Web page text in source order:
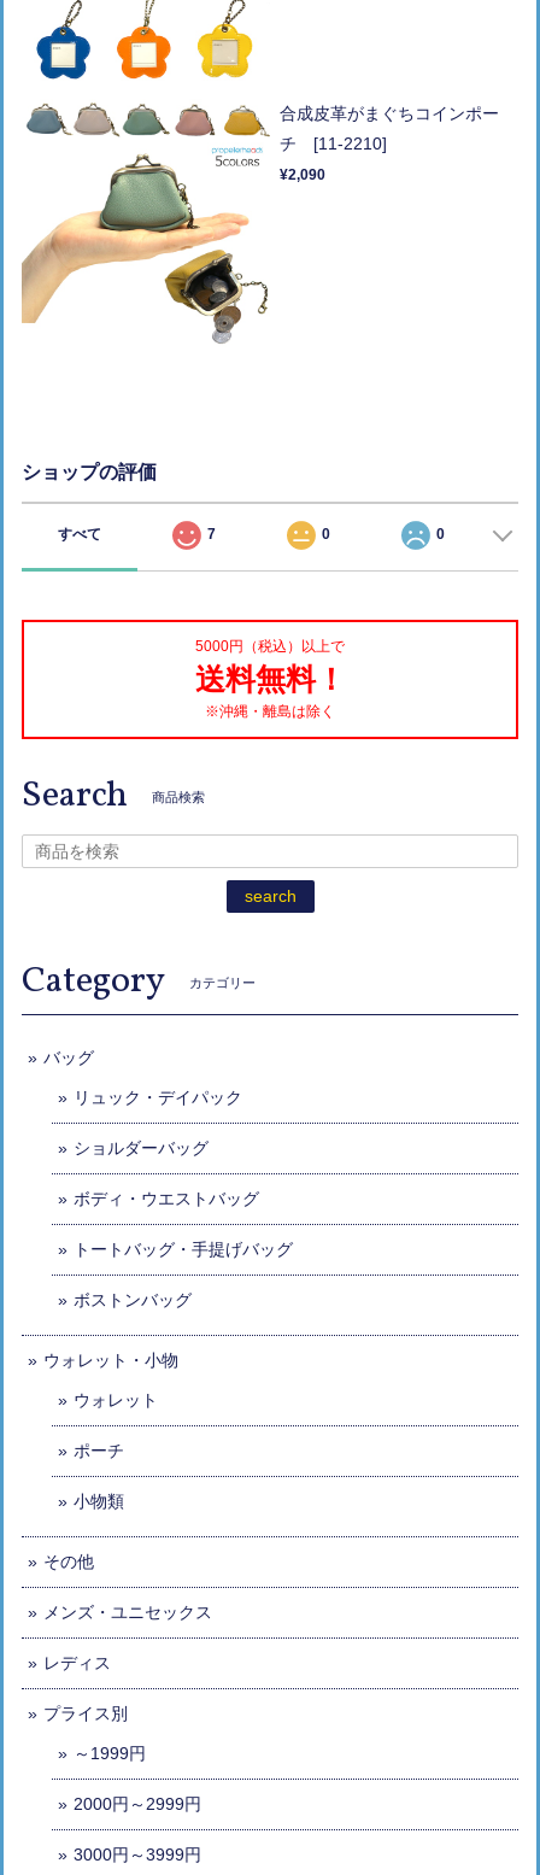
合成皮革がまぐちコインポー
チ [11-2210]
¥2,090
ショップの評価
すべて 7 0 0
5000円（税込）以上で
送料無料！
※沖縄・離島は除く
Search 商品検索
search
Category カテゴリー
バッグ
リュック・デイパック
ショルダーバッグ
ボディ・ウエストバッグ
トートバッグ・手提げバッグ
ボストンバッグ
ウォレット・小物
ウォレット
ポーチ
小物類
その他
メンズ・ユニセックス
レディス
プライス別
～1999円
2000円～2999円
3000円～3999円